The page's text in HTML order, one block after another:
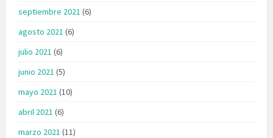
septiembre 2021 (6)
agosto 2021 (6)
julio 2021 (6)
junio 2021 (5)
mayo 2021 (10)
abril 2021 (6)
marzo 2021 (11)